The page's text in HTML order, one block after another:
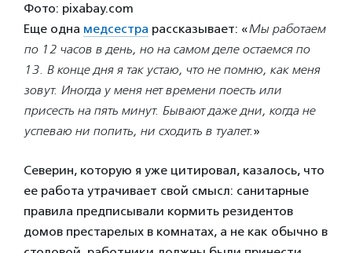
Фото: pixabay.com
Еще одна медсестра рассказывает: «Мы работаем
по 12 часов в день, но на самом деле остаемся по
13. В конце дня я так устаю, что не помню, как меня
зовут. Иногда у меня нет времени поесть или
присесть на пять минут. Бывают даже дни, когда не
успеваю ни попить, ни сходить в туалет.»
Северин, которую я уже цитировал, казалось, что
ее работа утрачивает свой смысл: санитарные
правила предписывали кормить резидентов
домов престарелых в комнатах, а не как обычно в